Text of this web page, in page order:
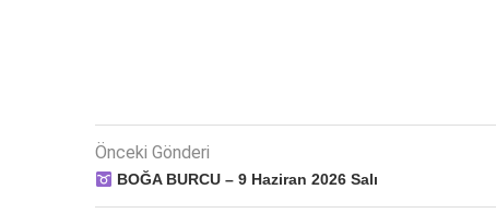
Önceki Gönderi
BOĞA BURCU – 9 Haziran 2026 Salı